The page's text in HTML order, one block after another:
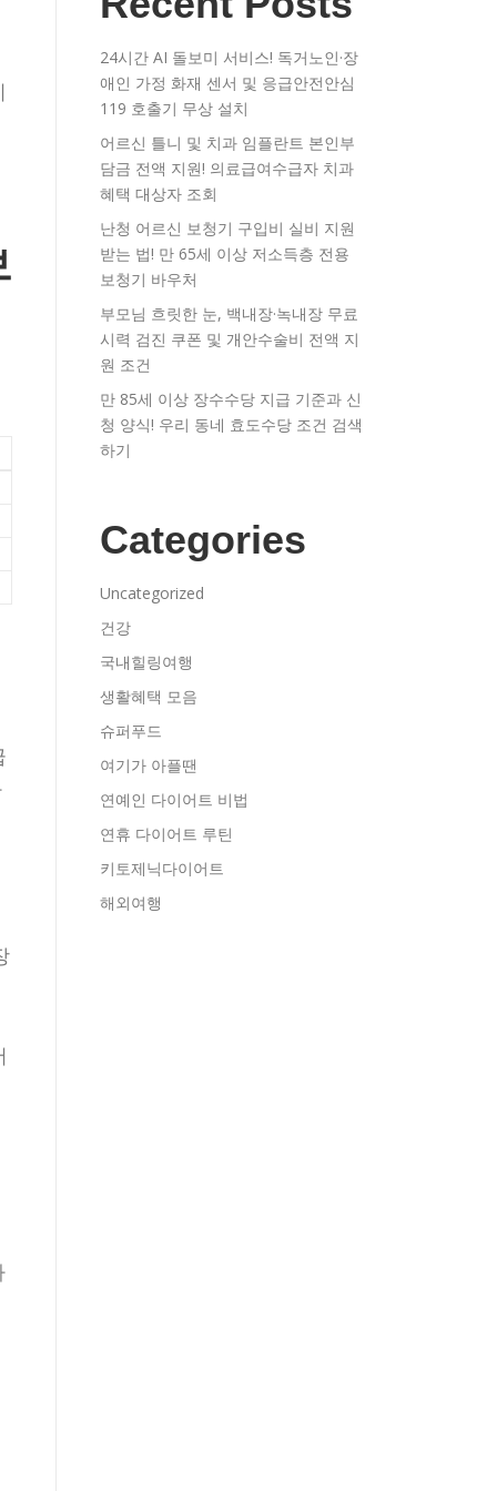
24시간 AI 돌보미 서비스! 독거노인·장
애인 가정 화재 센서 및 응급안전안심
119 호출기 무상 설치
어르신 틀니 및 치과 임플란트 본인부
담금 전액 지원! 의료급여수급자 치과
혜택 대상자 조회
난청 어르신 보청기 구입비 실비 지원
받는 법! 만 65세 이상 저소득층 전용
보청기 바우처
부모님 흐릿한 눈, 백내장·녹내장 무료
시력 검진 쿠폰 및 개안수술비 전액 지
원 조건
만 85세 이상 장수수당 지급 기준과 신
청 양식! 우리 동네 효도수당 조건 검색
하기
Categories
Uncategorized
건강
국내힐링여행
생활혜택 모음
슈퍼푸드
여기가 아플땐
연예인 다이어트 비법
연휴 다이어트 루틴
키토제닉다이어트
해외여행